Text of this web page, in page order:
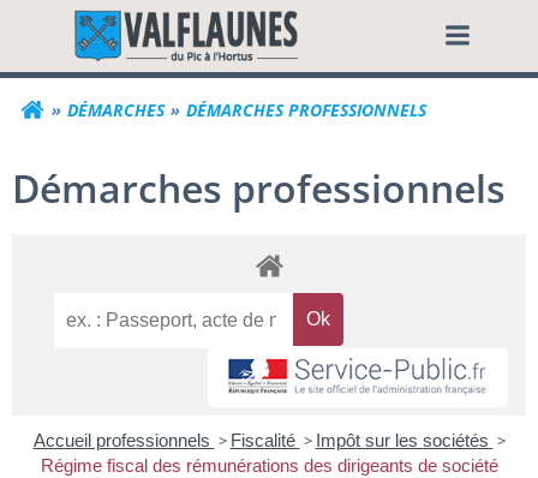
contenuCommune de
DÉMARCHES DÉMARCHES PROFESSIONNELS
Démarches professionnels
Accueil professionnels > Fiscalité > Impôt sur les sociétés >
Régime fiscal des rémunérations des dirigeants de société